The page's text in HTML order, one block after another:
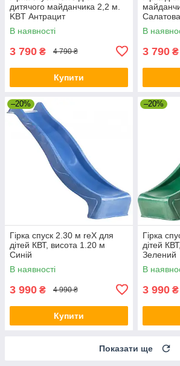
дитячого майданчика 2,2 м.
KBT Антрацит
В наявності
3 790 ₴ 4 790 ₴
Купити
Салатова
В
3 790 ₴
–20%
Гірка спуск 2.30 м reX для
дітей КВТ, висота 1.20 м
Синій
В наявності
3 990 ₴ 4 990 ₴
Купити
–20%
Гірка
дітей
Зелений
В
3 990 ₴
Показати ще